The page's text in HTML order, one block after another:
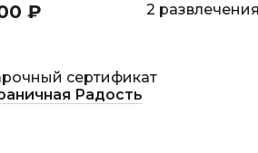
₽ 2
сертификат
Радость